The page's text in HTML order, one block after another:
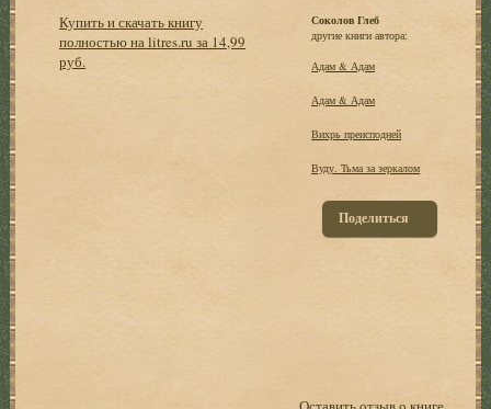
Купить и скачать книгу
полностью на litres.ru за 14,99
руб.
Соколов Глеб
другие книги автора:
Адам & Адам
Адам & Адам
Вихрь преисподней
Вуду. Тьма за зеркалом
Поделиться